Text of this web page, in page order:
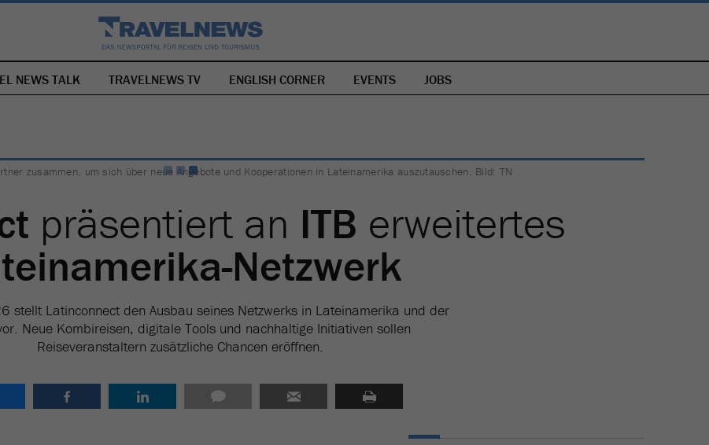
NAVIGATION
ÜBERSPRINGEN
NEWS TALK TRAVELNEWS TV ENGLISH CORNER EVENTS JOBS
zusammen, um sich über neue Angebote und Kooperationen in Lateinamerika auszutauschen. Bild: TN
präsentiert an ITB erweitertes
Netzwerk
stellt Latinconnect den Ausbau seines Netzwerks in Lateinamerika und der
Neue Kombireisen, digitale Tools und nachhaltige Initiativen sollen
Reiseveranstaltern zusätzliche Chancen eröffnen.